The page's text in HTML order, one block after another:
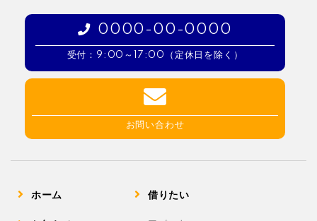
0000-00-0000
受付：9:00～17:00（定休日を除く）
お問い合わせ
ホーム 借りたい